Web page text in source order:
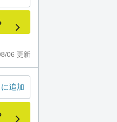
06 更新
追加